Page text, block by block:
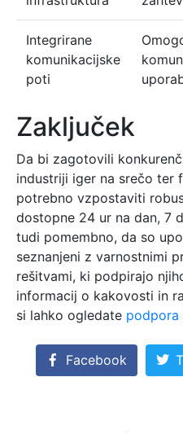
Integrirane
komunikacijske
poti
Zaključek
Da bi zagotovili
industriji iger na srečo ter
potrebno vzpostaviti
dostopne 24 ur na dan, 7
tudi pomembno, da so
seznanjeni z varnostnimi
rešitvami, ki podpirajo
informacij o kakovosti in
si lahko ogledate podpora
Facebook